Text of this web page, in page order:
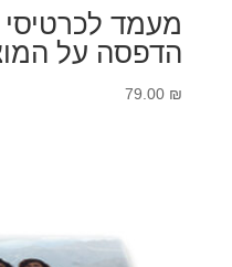
מעמד
הדפסה על
79.00 ₪